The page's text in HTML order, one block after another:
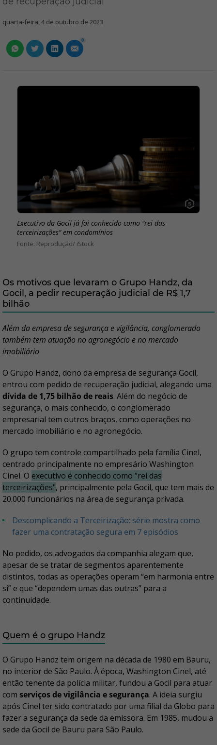
quarta-feira, 4 de outubro de 2023
0
Executivo da Gocil já foi conhecido como "rei das
terceirizações" em condomínios
Reprodução/ iStock
Os motivos que levaram o Grupo Handz, da
Gocil, a pedir recuperação judicial de R$ 1,7
bilhão
Além da empresa de segurança e vigilância, conglomerado
também tem atuação no agronegócio e no mercado
imobiliário
O Grupo Handz, dono da empresa de segurança Gocil,
entrou com pedido de recuperação judicial, alegando uma
dívida de 1,75 bilhão de reais. Além do negócio de
segurança, o mais conhecido, o conglomerado
empresarial tem outros braços, como operações no
mercado imobiliário e no agronegócio.
O grupo tem controle compartilhado pela família Cinel,
centrado principalmente no empresário Washington
Cinel. O executivo é conhecido como "rei das
terceirizações", principalmente pela Gocil, que tem mais de
20.000 funcionários na área de segurança privada.
Descomplicando a Terceirização: série mostra como
fazer uma contratação segura em 7 episódios
No pedido, os advogados da companhia alegam que,
apesar de se tratar de segmentos aparentemente
distintos, todas as operações operam “em harmonia entre
si” e que “dependem umas das outras” para a
continuidade.
Quem é o grupo Handz
O Grupo Handz tem origem na década de 1980 em Bauru,
no interior de São Paulo. À época, Washington Cinel, até
então tenente da polícia militar, fundou a Gocil para atuar
com serviços de vigilância e segurança. A ideia surgiu
após Cinel ter sido contratado por uma filial da Globo para
fazer a segurança da sede da emissora. Em 1985, mudou a
sede da Gocil de Bauru para São Paulo.